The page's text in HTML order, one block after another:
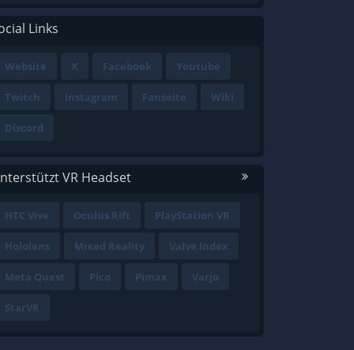
Links
Website X Facebook Youtube
Twitch Instagram Fanseite Wiki
Discord
VR Headset
HTC Vive Oculus Rift PlayStation VR
Hololens Mixed Reality Valve Index
Meta Quest Pico Pimax Varjo
StarVR